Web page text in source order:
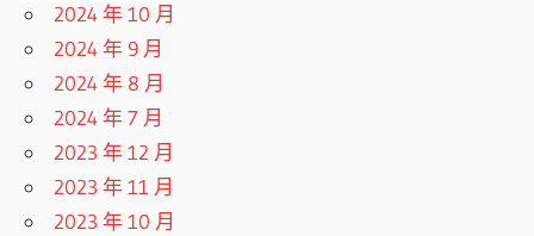
2024 年 10 月
2024 年 9 月
2024 年 8 月
2024 年 7 月
2023 年 12 月
2023 年 11 月
2023 年 10 月